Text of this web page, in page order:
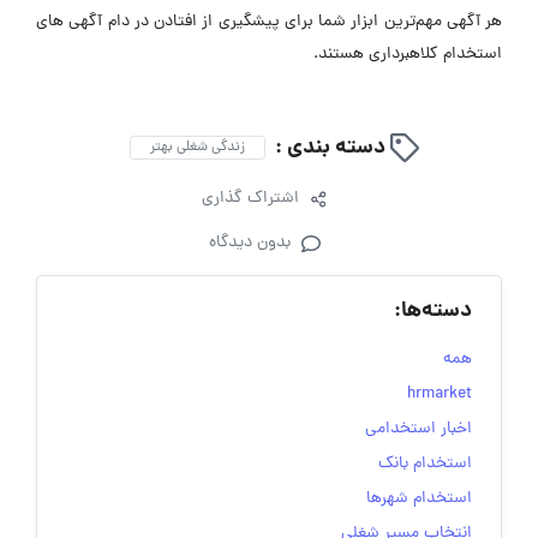
هر آگهی مهم‌ترین ابزار شما برای پیشگیری از افتادن در دام آگهی ‌های
استخدام کلاهبرداری هستند.
دسته بندی : زندگی شغلی بهتر
اشتراک گذاری
بدون دیدگاه
دسته‌ها:
همه
hrmarket
اخبار استخدامی
استخدام بانک
استخدام شهرها